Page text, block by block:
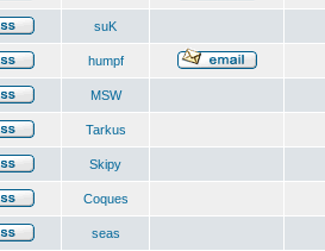
suK
humpf
MSW
Tarkus
Skipy
Coques
seas